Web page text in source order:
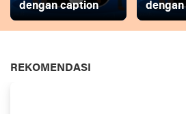
dengan caption
REKOMENDASI